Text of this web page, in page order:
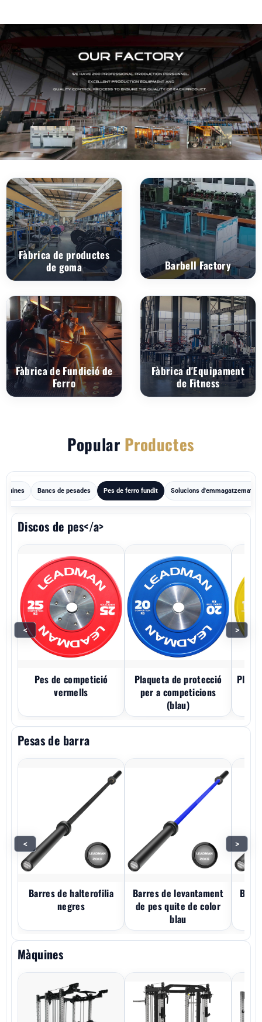
Fàbrica de productes
de goma
Barbell Factory
Fàbrica de Fundició de
Ferro
Fàbrica d'Equipament
de Fitness
Popular Productes
Bancs de pesades Pes de ferro fundit Solucions d'emmagatzematge
Discos de pes</a>
<
Pes de competició
vermells
Plaqueta de protecció
per a competicions
(blau)
Placa
>
Pesas de barra
<
Barres de halterofilia
negres
Barres de levantament
de pes quite de color
blau
>
Màquines